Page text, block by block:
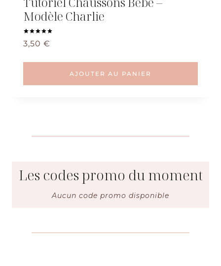
Modèle Charlie
Note
5.00
3,50 €
AJOUTER AU PANIER
Les codes promo du moment
Aucun code promo disponible